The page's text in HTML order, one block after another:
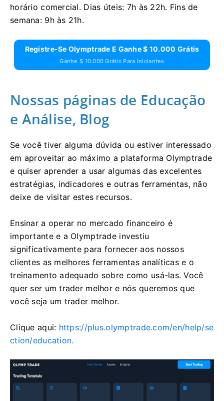
horário comercial. Dias úteis: 7h às 22h. Fins de
semana: 9h às 21h.
Registre-Se Olymptrade E Ganhe $ 10.000 Grátis
Ganhe $ 10.000 Grátis Para Iniciantes
Nossas páginas de Educação
e Análise, Blog
Se você tiver alguma dúvida ou estiver interessado
em aproveitar ao máximo a plataforma Olymptrade
e quiser aprender a usar algumas das excelentes
estratégias, indicadores e outras ferramentas, não
deixe de visitar estes recursos.
Ensinar a operar no mercado financeiro é
importante e a Olymptrade investiu
significativamente para fornecer aos nossos
clientes as melhores ferramentas analíticas e o
treinamento adequado sobre como usá-las. Você
quer ser um trader melhor e nós queremos que
você seja um trader melhor.
Clique aqui: https://plus.olymptrade.com/en/help/se
ction/education.